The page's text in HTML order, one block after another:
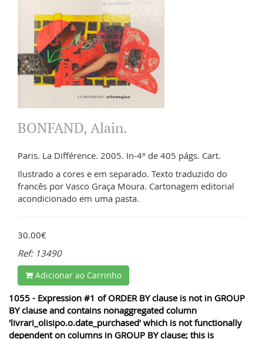
BONFAND, Alain.
Paris. La Différence. 2005. In-4º de 405 págs. Cart.
Ilustrado a cores e em separado. Texto traduzido do
francês por Vasco Graça Moura. Cartonagem editorial
acondicionado em uma pasta.
30.00€
Ref: 13490
Adicionar ao Carrinho
1055 - Expression #1 of ORDER BY clause is not in GROUP
BY clause and contains nonaggregated column
'livrari_olisipo.o.date_purchased' which is not functionally
dependent on columns in GROUP BY clause; this is